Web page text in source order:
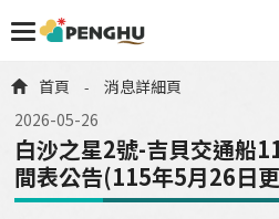
首頁 -
消息詳細頁
2026-05-26
白沙之星2號-吉貝交通船
間表公告(115年5月26日